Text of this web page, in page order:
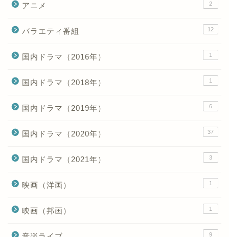
アニメ 2
バラエティ番組 12
国内ドラマ（2016年） 1
国内ドラマ（2018年） 1
国内ドラマ（2019年） 6
国内ドラマ（2020年） 37
国内ドラマ（2021年） 3
映画（洋画） 1
映画（邦画） 1
9